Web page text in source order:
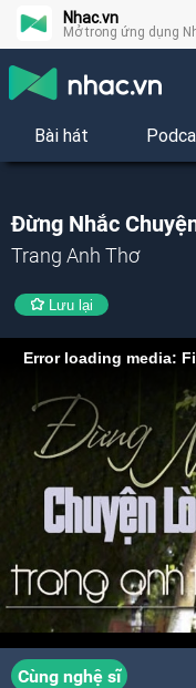
Nhac.vn
Mở trong ứng dụng
Bài hát
Đừng Nhắc
Trang Anh Thơ
Lưu lại
Error loading media:
Cùng nghệ sĩ